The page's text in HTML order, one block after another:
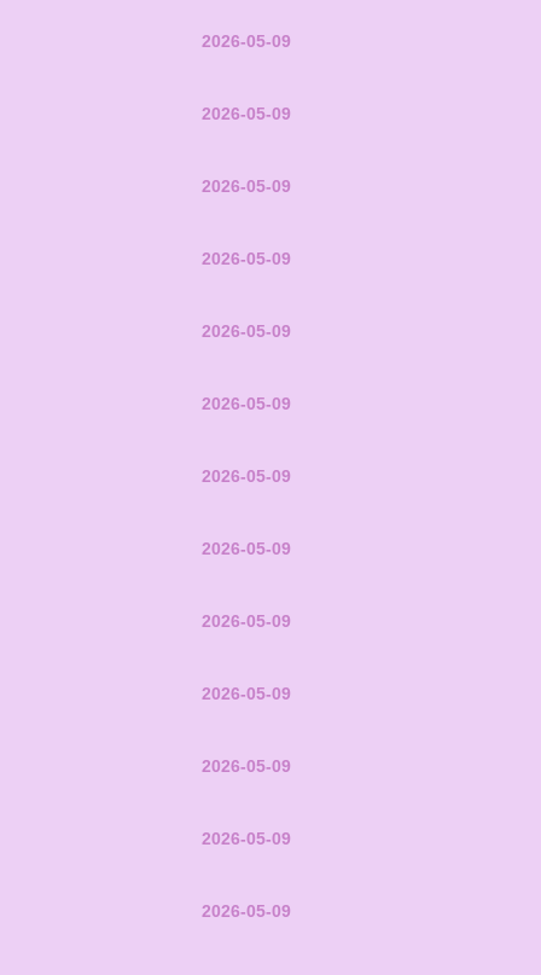
2026-05-09
2026-05-09
2026-05-09
2026-05-09
2026-05-09
2026-05-09
2026-05-09
2026-05-09
2026-05-09
2026-05-09
2026-05-09
2026-05-09
2026-05-09